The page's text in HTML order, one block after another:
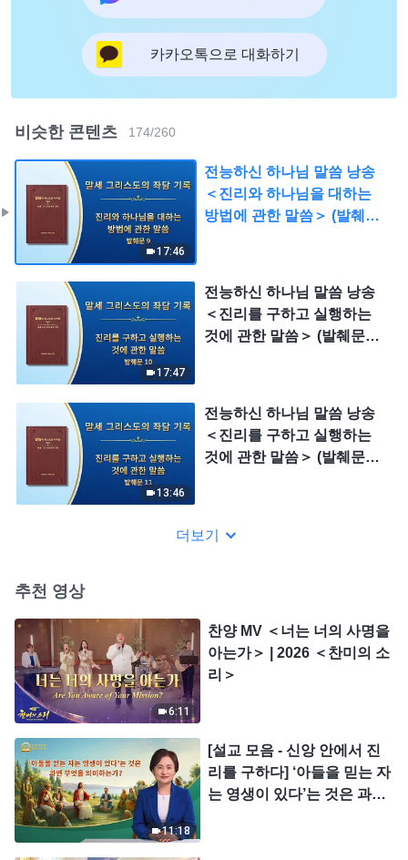
카카오톡으로 대화하기
비슷한 콘텐츠 174/260
17:46
전능하신 하나님 말씀 낭송
＜진리와 하나님을 대하는
방법에 관한 말씀＞ (발췌문
17:47
전능하신 하나님 말씀 낭송
＜진리를 구하고 실행하는
것에 관한 말씀＞ (발췌문
13:46
전능하신 하나님 말씀 낭송
＜진리를 구하고 실행하는
것에 관한 말씀＞ (발췌문
더보기
추천 영상
6:11
찬양 MV ＜너는 너의 사명을
아는가＞ | 2026 ＜찬미의 소
리＞
11:18
[설교 모음 - 신앙 안에서 진
리를 구하다] ‘아들을 믿는 자
는 영생이 있다’는 것은 과연